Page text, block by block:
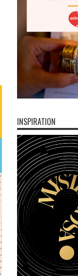
INSPIRATION